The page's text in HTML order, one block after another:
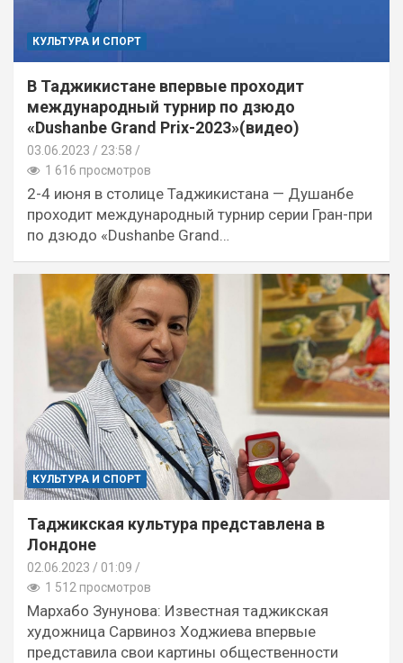
КУЛЬТУРА И СПОРТ
В Таджикистане впервые проходит
международный турнир по дзюдо
«Dushanbe Grand Prix-2023»(видео)
03.06.2023
23:58 /
1 616 просмотров
2-4 июня в столице Таджикистана — Душанбе
проходит международный турнир серии Гран-при
по дзюдо «Dushanbe Grand…
КУЛЬТУРА И СПОРТ
Таджикская культура представлена в
Лондоне
02.06.2023
01:09 /
1 512 просмотров
Мархабо Зунунова: Известная таджикская
художница Сарвиноз Ходжиева впервые
представила свои картины общественности